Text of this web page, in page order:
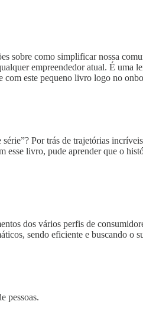
como simplificar nossa
empreendedor atual. É
com este pequeno livro logo no
Por trás de trajetórias
esse livro, pude aprender que o
dos vários perfis de
sendo eficiente e buscando o
pessoas.